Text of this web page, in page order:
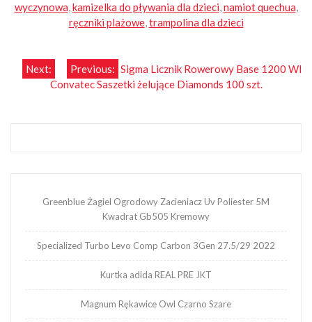
wyczynowa,kamizelka do pływania dla dzieci,namiot quechua,
ręczniki plażowe,trampolina dla dzieci
Nawigacja
Previous: Sigma Licznik Rowerowy Base 1200 Wl
Next:
Convatec Saszetki żelujące Diamonds 100 szt.
Greenblue Żagiel Ogrodowy Zacieniacz Uv Poliester 5M
Kwadrat Gb505 Kremowy
Specialized Turbo Levo Comp Carbon 3Gen 27.5/29 2022
Kurtka adida REAL PRE JKT
Magnum Rękawice Owl Czarno Szare